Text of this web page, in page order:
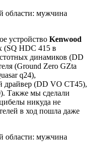
устройство Kenwood
(SQ HDC 415 в
динамиков (DD
(Ground Zero GZta
q24),
драйвер (DD VO CT45),
Также мы сделали
никуда не
в ход пошла даже